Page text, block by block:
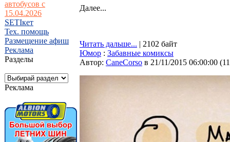
автобусов с
15.04.2026
SETIкет
Тех. помощь
Размещение афиш
Реклама
Разделы
Реклама
Далее...
Читать дальше... | 2102 байт
Юмор : Забавные комиксы
Автор: CaneCorso в 21/11/2015 06:00:00 (